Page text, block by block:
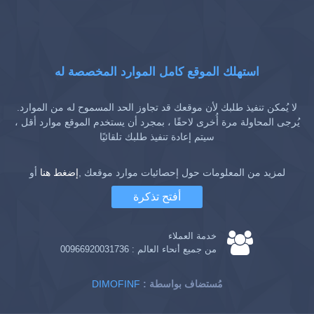
استهلك الموقع كامل الموارد المخصصة له
لا يُمكن تنفيذ طلبك لأن موقعك قد تجاوز الحد المسموح له من الموارد.
يُرجى المحاولة مرة أُخرى لاحقًا ، بمجرد أن يستخدم الموقع موارد أقل ،
سيتم إعادة تنفيذ طلبك تلقائيًا
لمزيد من المعلومات حول إحصائيات موارد موقعك ,إضغط هنا أو
أفتح تذكرة
خدمة العملاء
من جميع أنحاء العالم : 00966920031736
DIMOFINF : مُستضاف بواسطة